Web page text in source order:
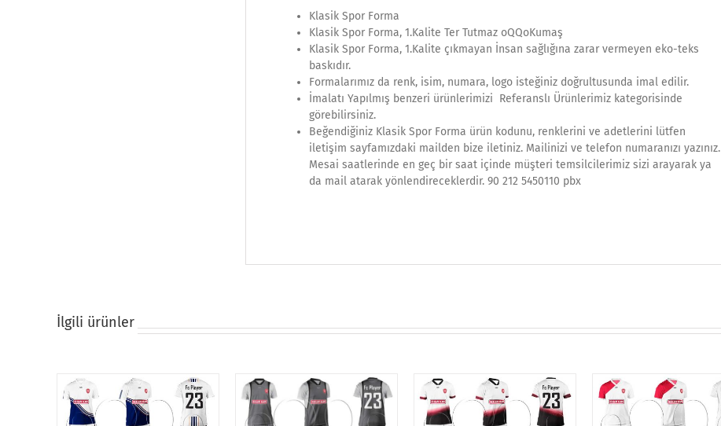
Klasik Spor Forma
Klasik Spor Forma, 1.Kalite Ter Tutmaz oQQoKumaş
Klasik Spor Forma, 1.Kalite çıkmayan İnsan sağlığına zarar vermeyen eko-teks
baskıdır.
Formalarımız da renk, isim, numara, logo isteğiniz doğrultusunda imal edilir.
İmalatı Yapılmış benzeri ürünlerimizi Referanslı Ürünlerimiz kategorisinde
görebilirsiniz.
Beğendiğiniz Klasik Spor Forma ürün kodunu, renklerini ve adetlerini lütfen
iletişim sayfamızdaki mailden bize iletiniz. Mailinizi ve telefon numaranızı yazınız.
Mesai saatlerinde en geç bir saat içinde müşteri temsilcilerimiz sizi arayarak ya
da mail atarak yönlendireceklerdir. 90 212 5450110 pbx
İlgili ürünler